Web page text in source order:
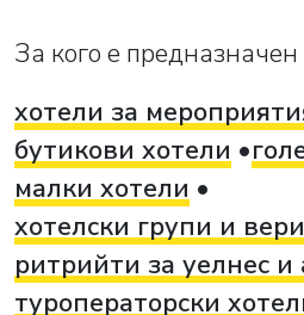
За кого е
хотели за
бутикови хотели
малки хотели
хотелски групи и
ритрийти за уелнес и
туроператорски